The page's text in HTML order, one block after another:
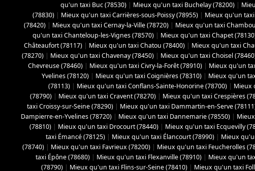
qu'un taxi Buc (78530) | Mieux qu'un taxi Buchelay (78200) |
(78830) | Mieux qu'un taxi Carrières-sous-Poissy (78955) | Mieux qu'un
(78420) | Mieux qu'un taxi Cernay-la-Ville (78720) | Mieux qu'un taxi
qu'un taxi Chanteloup-les-Vignes (78570) | Mieux qu'un taxi Chapet
Châteaufort (78117) | Mieux qu'un taxi Chatou (78400) | Mieux qu'un taxi
(78270) | Mieux qu'un taxi Chavenay (78450) | Mieux qu'un taxi Choisel
Chevreuse (78460) | Mieux qu'un taxi Civry-la-Forêt (78910) | Mieux qu'un
Yvelines (78120) | Mieux qu'un taxi Coignières (78310) | Mieux qu'un
(78113) | Mieux qu'un taxi Conflans-Sainte-Honorine (78700) | Mieux
(78790) | Mieux qu'un taxi Cravent (78270) | Mieux qu'un taxi Crespières
taxi Croissy-sur-Seine (78290) | Mieux qu'un taxi Dammartin-en-Serve
Dampierre-en-Yvelines (78720) | Mieux qu'un taxi Dannemarie (78550) |
(78810) | Mieux qu'un taxi Drocourt (78440) | Mieux qu'un taxi Ecquevilly
taxi Émancé (78125) | Mieux qu'un taxi Élancourt (78990) | Mieux
(78740) | Mieux qu'un taxi Favrieux (78200) | Mieux qu'un taxi Feucherolles
taxi Épône (78680) | Mieux qu'un taxi Flexanville (78910) | Mieux qu'un
(78790) | Mieux qu'un taxi Flins-sur-Seine (78410) | Mieux qu'un taxi